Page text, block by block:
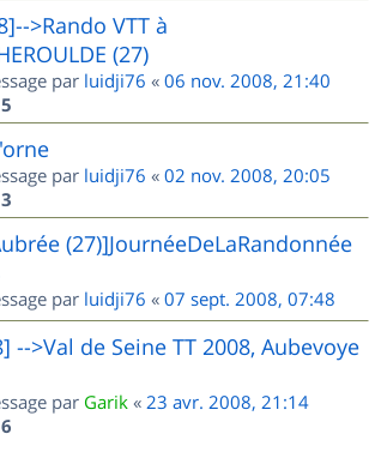
>Rando VTT à
(27)
par luidji76 « 06 nov. 2008, 21:40
5
par luidji76 « 02 nov. 2008, 20:05
3
(27)]JournéeDeLaRandonnée
par luidji76 « 07 sept. 2008, 07:48
-->Val de Seine TT 2008, Aubevoye
par Garik « 23 avr. 2008, 21:14
6